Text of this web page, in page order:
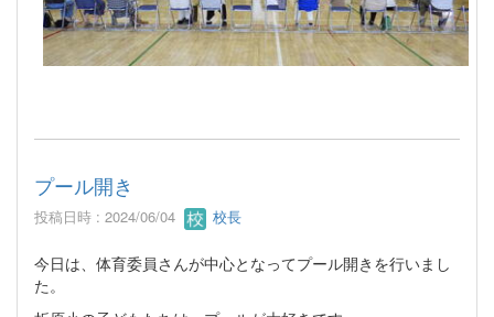
プール開き
投稿日時 : 2024/06/04 校長
今日は、体育委員さんが中心となってプール開きを行いまし
た。